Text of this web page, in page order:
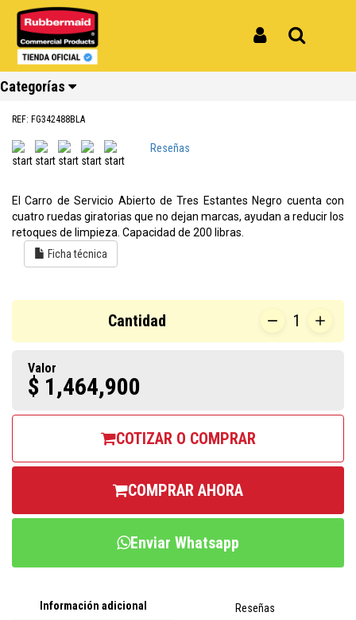
Categorías
Inicio
Productos
Carro de Servicio Abierto Tres Estantes 200 Libras Negro FG342488BLA
Carro de Servicio Abierto Tres
Estantes 200 Libras Negro
FG342488BLA
REF: FG342488BLA
Reseñas
El Carro de Servicio Abierto de Tres Estantes Negro cuenta con
cuatro ruedas giratorias que no dejan marcas, ayudan a reducir los
retoques de limpieza. Capacidad de 200 libras.
Ficha técnica
Cantidad 1
Valor
$ 1,464,900
COTIZAR O COMPRAR
COMPRAR AHORA
Enviar Whatsapp
Información adicional Reseñas
Ver todos
Reciclaje
Ver todos
Limpieza
Ver todos
Carros
Ver todos
Amoblamiento
Ver todos
Cocina
Ver todos
Repuestos